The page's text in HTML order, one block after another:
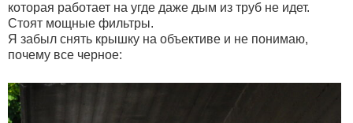
которая работает на угде даже дым из труб не идет.
Стоят мощные фильтры.
Я забыл снять крышку на объективе и не понимаю,
почему все черное: